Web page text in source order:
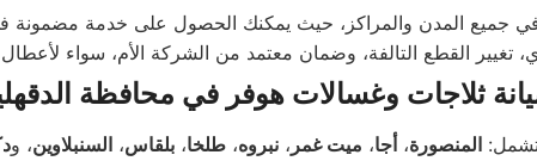
جميع المدن والمراكز، حيث يمكنك الحصول على خدمة
ثلاجات وغسالات هوفر في محافظة
المنصورة، أجا، ميت غمر ، نبروه، طلخا، بلقاس، السنبلاوين، و